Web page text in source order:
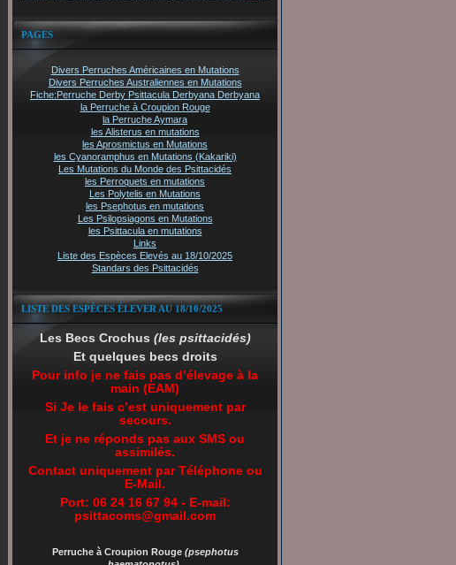
PAGES
Divers Perruches Américaines en Mutations
Divers Perruches Australiennes en Mutations
Fiche:Perruche Derby Psittacula Derbyana Derbyana
la Perruche à Croupion Rouge
la Perruche Aymara
les Alisterus en mutations
les Aprosmictus en Mutations
les Cyanoramphus en Mutations (Kakariki)
Les Mutations du Monde des Psittacidés
les Perroquets en mutations
Les Polytelis en Mutations
les Psephotus en mutations
Les Psilopsiagons en Mutations
les Psittacula en mutations
Links
Liste des Espèces Elevés au 18/10/2025
Standars des Psittacidés
LISTE DES ESPÈCES ÉLEVER AU 18/10/2025
Les Becs Crochus (les psittacidés)
Et quelques becs droits
Pour info je ne fais pas d’élevage à la
main (EAM)
Si Je le fais c’est uniquement par
secours.
Et je ne réponds pas aux SMS ou
assimilés.
Contact uniquement par Téléphone ou
E-Mail.
Port: 06 24 16 67 94 - E-mail:
psittacoms@gmail.com
Perruche à Croupion Rouge(psephotus